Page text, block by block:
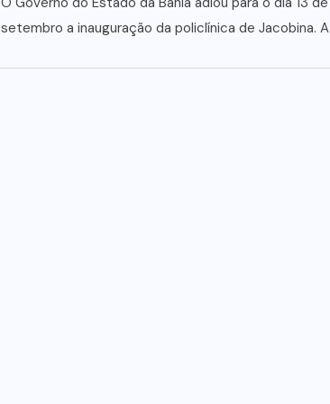
setembro a inauguração da policlínica de Jacobina. A